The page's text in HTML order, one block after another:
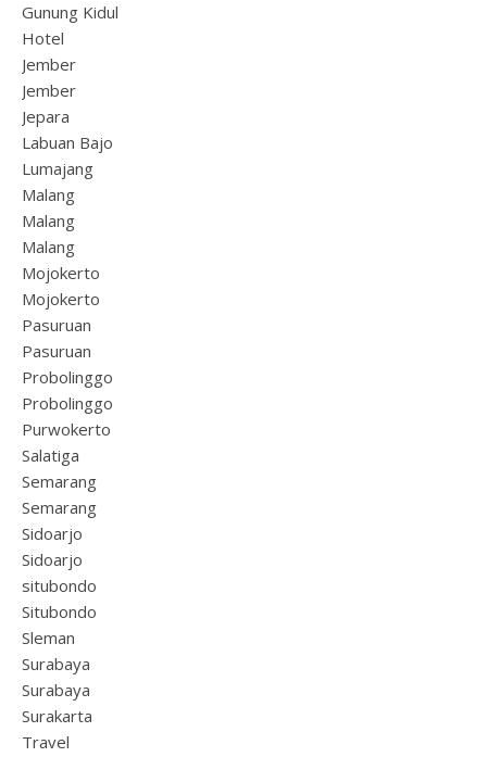
Gunung Kidul
Hotel
Jember
Jember
Jepara
Labuan Bajo
Lumajang
Malang
Malang
Malang
Mojokerto
Mojokerto
Pasuruan
Pasuruan
Probolinggo
Probolinggo
Purwokerto
Salatiga
Semarang
Semarang
Sidoarjo
Sidoarjo
situbondo
Situbondo
Sleman
Surabaya
Surabaya
Surakarta
Travel